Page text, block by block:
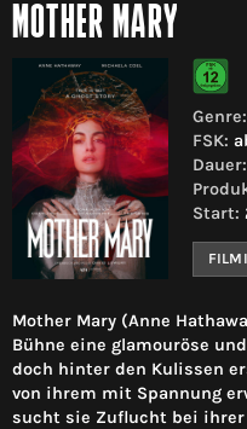
MOTHER MARY
Genre:
FSK:
Dauer:
Start:
Mother Mary (Anne
Bühne eine glamouröse
doch hinter den Kulissen
von ihrem mit Spannung
sucht sie Zuflucht bei